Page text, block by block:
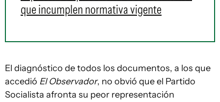
que incumplen normativa vigente
El diagnóstico de todos los documentos, a los que
accedió El Observador, no obvió que el Partido
Socialista afronta su peor representación